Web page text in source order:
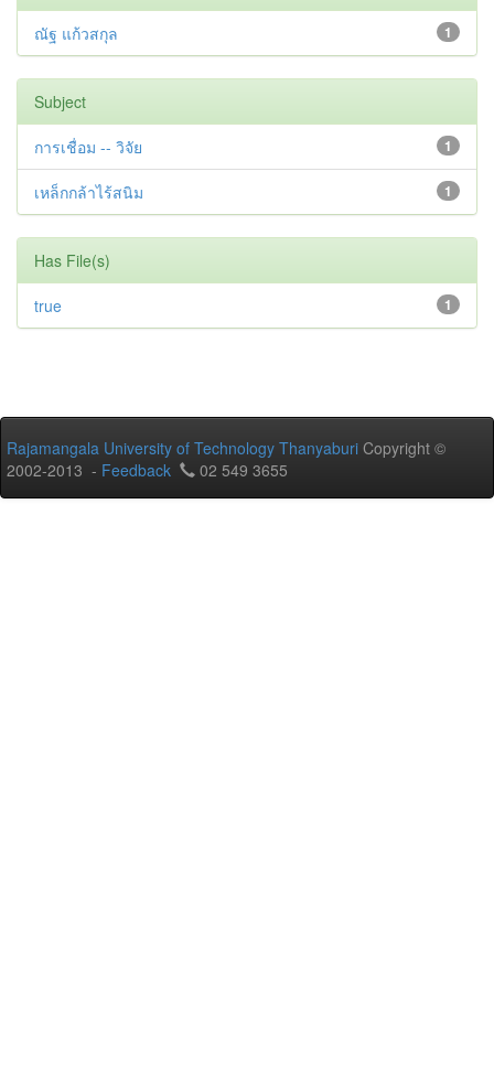
1
ณัฐ แก้วสกุล
Subject
1
การเชื่อม -- วิจัย
1
เหล็กกล้าไร้สนิม
Has File(s)
1
true
Rajamangala University of Technology Thanyaburi Copyright ©
2002-2013 - Feedback 02 549 3655